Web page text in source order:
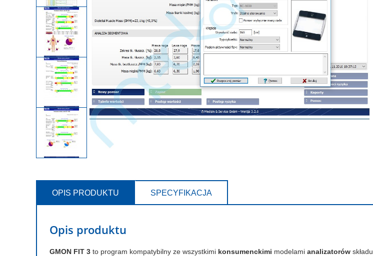
OPIS PRODUKTU SPECYFIKACJA
Opis produktu
GMON FIT 3 to program kompatybilny ze wszystkimi konsumenckimi modelami analizatorów składu